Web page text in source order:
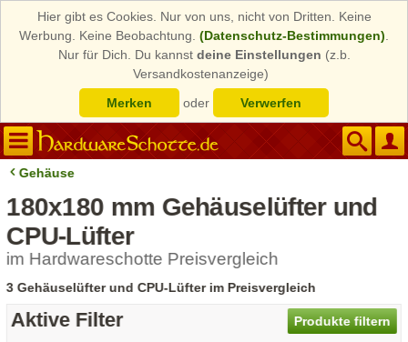
Hier gibt es Cookies. Nur von uns, nicht von Dritten. Keine
Werbung. Keine Beobachtung. (Datenschutz-Bestimmungen)
Nur für Dich. Du kannst deine Einstellungen (z.b.
Versandkostenanzeige)
Merken
oder Verwerfen
Gehäuse
180x180 mm Gehäuselüfter und
CPU-Lüfter
im Hardwareschotte Preisvergleich
3 Gehäuselüfter und CPU-Lüfter im Preisvergleich
Produkte filtern
Aktive Filter